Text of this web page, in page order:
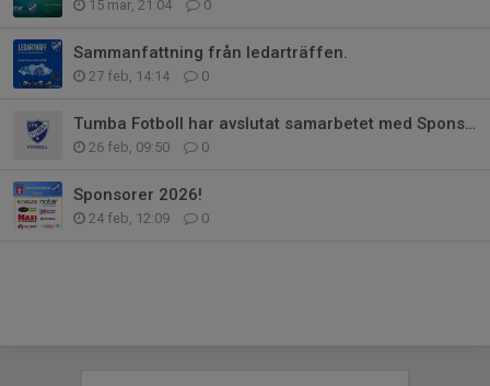
15 mar, 21:04 0
Sammanfattning från ledarträffen.
27 feb, 14:14 0
Tumba Fotboll har avslutat samarbetet med Sponsorhuset
26 feb, 09:50 0
Sponsorer 2026!
24 feb, 12:09 0